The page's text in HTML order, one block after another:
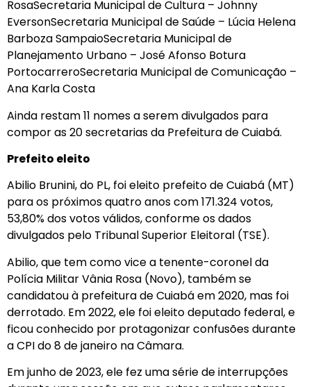
RosaSecretaria Municipal de Cultura – Johnny
EversonSecretaria Municipal de Saúde – Lúcia Helena
Barboza SampaioSecretaria Municipal de
Planejamento Urbano – José Afonso Botura
PortocarreroSecretaria Municipal de Comunicação –
Ana Karla Costa
Ainda restam 11 nomes a serem divulgados para
compor as 20 secretarias da Prefeitura de Cuiabá.
Prefeito eleito
Abilio Brunini, do PL, foi eleito prefeito de Cuiabá (MT)
para os próximos quatro anos com 171.324 votos,
53,80% dos votos válidos, conforme os dados
divulgados pelo Tribunal Superior Eleitoral (TSE).
Abilio, que tem como vice a tenente-coronel da
Polícia Militar Vânia Rosa (Novo), também se
candidatou à prefeitura de Cuiabá em 2020, mas foi
derrotado. Em 2022, ele foi eleito deputado federal, e
ficou conhecido por protagonizar confusões durante
a CPI do 8 de janeiro na Câmara.
Em junho de 2023, ele fez uma série de interrupções